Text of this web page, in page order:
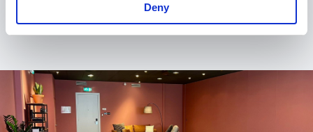
Deny